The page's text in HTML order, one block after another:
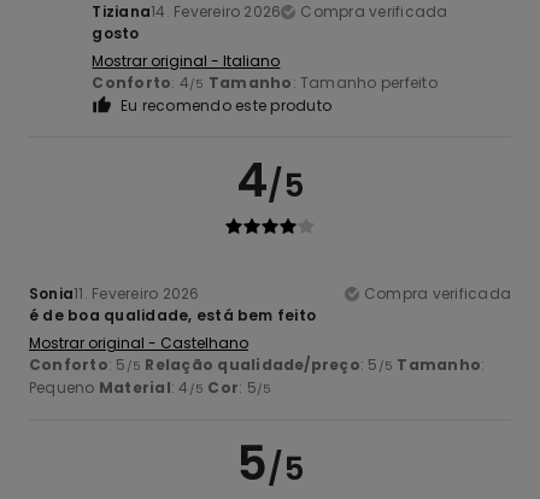
Tiziana14. Fevereiro 2026
Compra verificada
gosto
Mostrar original - Italiano
Conforto: 4/5 Tamanho: Tamanho perfeito
Eu recomendo este produto
4/5
Sonia11. Fevereiro 2026
Compra verificada
é de boa qualidade, está bem feito
Mostrar original - Castelhano
Conforto: 5 /5 Relação qualidade/preço: 5 /5 Tamanho:
Pequeno Material: 4 /5 Cor: 5/5
5/5